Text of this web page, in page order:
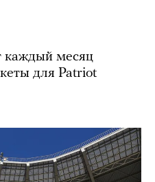
каждый месяц
для Patriot